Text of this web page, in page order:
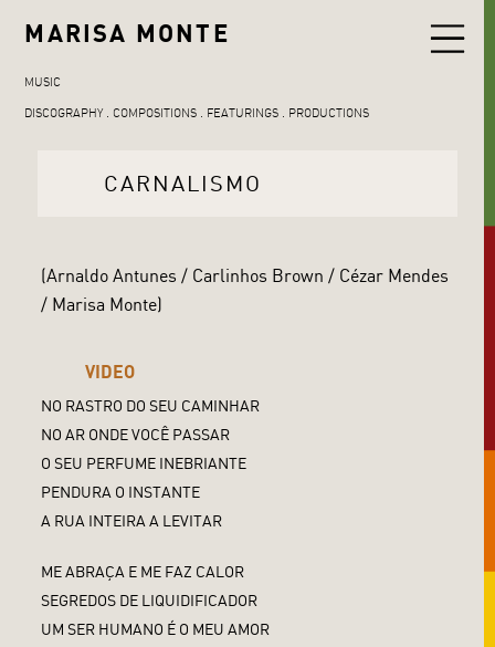
MARISA MONTE
MUSIC
DISCOGRAPHY
COMPOSITIONS FEATURINGS PRODUCTIONS
CARNALISMO
(Arnaldo Antunes / Carlinhos Brown / Cézar Mendes
/ Marisa Monte)
VIDEO
NO RASTRO DO SEU CAMINHAR
NO AR ONDE VOCÊ PASSAR
O SEU PERFUME INEBRIANTE
PENDURA O INSTANTE
A RUA INTEIRA A LEVITAR
ME ABRAÇA E ME FAZ CALOR
SEGREDOS DE LIQUIDIFICADOR
UM SER HUMANO É O MEU AMOR